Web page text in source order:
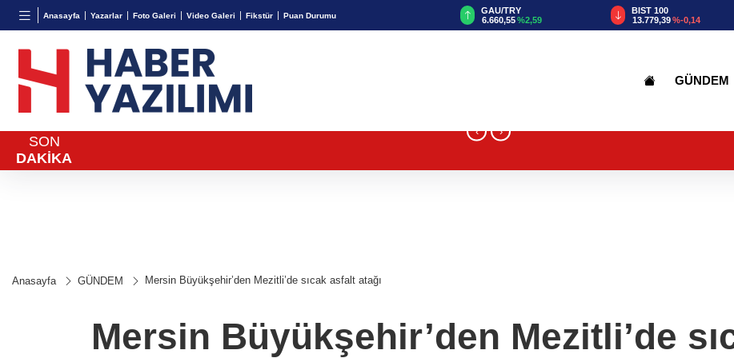
Anasayfa Yazarlar Foto Galeri Video Galeri Fikstür Puan Durumu
BGN
27,9743 %-0,22
VND
0,0018%0,32
6.660,55
BIST 100
13.779,39%-0,14
USD
47,6787%0,18
GÜNDEM
SON
DAKİKA
‹ ›
Anasayfa GÜNDEM Mersin Büyükşehir’den Mezitli’de sıcak asfalt atağı
Mersin Büyükşehir’den Mezitli’de